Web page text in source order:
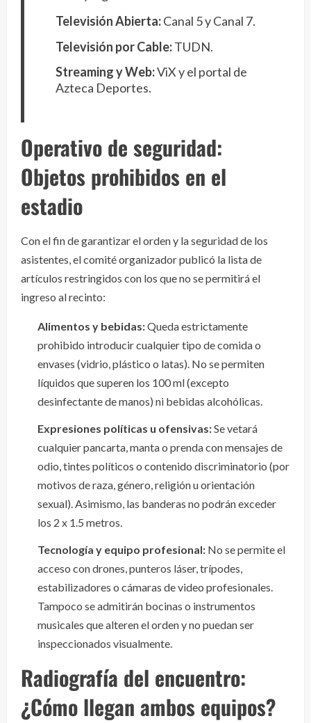
Televisión Abierta:Canal 5 y Canal 7.
Televisión por Cable:TUDN.
Streaming y Web:ViX y el portal de
Azteca Deportes.
Operativo de seguridad:
Objetos prohibidos en el
estadio
Con el fin de garantizar el orden y la seguridad de los
asistentes, el comité organizador publicó la lista de
artículos restringidos con los que no se permitirá el
ingreso al recinto:
Alimentos y bebidas:Queda estrictamente
prohibido introducir cualquier tipo de comida o
envases (vidrio, plástico o latas). No se permiten
líquidos que superen los 100 ml (excepto
desinfectante de manos) ni bebidas alcohólicas.
Expresiones políticas u ofensivas:Se vetará
cualquier pancarta, manta o prenda con mensajes de
odio, tintes políticos o contenido discriminatorio (por
motivos de raza, género, religión u orientación
sexual). Asimismo, las banderas no podrán exceder
los 2 x 1.5 metros.
Tecnología y equipo profesional: No se permite el
acceso con drones, punteros láser, trípodes,
estabilizadores o cámaras de video profesionales.
Tampoco se admitirán bocinas o instrumentos
musicales que alteren el orden y no puedan ser
inspeccionados visualmente.
Radiografía del encuentro:
¿Cómo llegan ambos equipos?